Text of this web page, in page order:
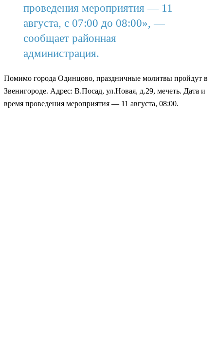
проведения мероприятия — 11
августа, с 07:00 до 08:00», —
сообщает районная
администрация.
Помимо города Одинцово, праздничные молитвы пройдут в
Звенигороде. Адрес: В.Посад, ул.Новая, д.29, мечеть. Дата и
время проведения мероприятия — 11 августа, 08:00.